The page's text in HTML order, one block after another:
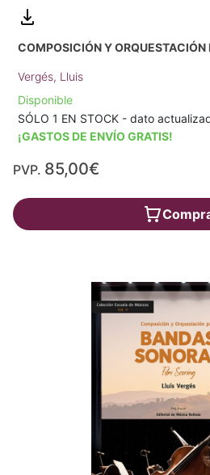
COMPOSICIÓN Y ORQUESTACIÓN
Vergés, Lluis
Disponible
SÓLO 1 EN STOCK - dato
¡GASTOS DE ENVÍO GRATIS!
PVP. 85,00€